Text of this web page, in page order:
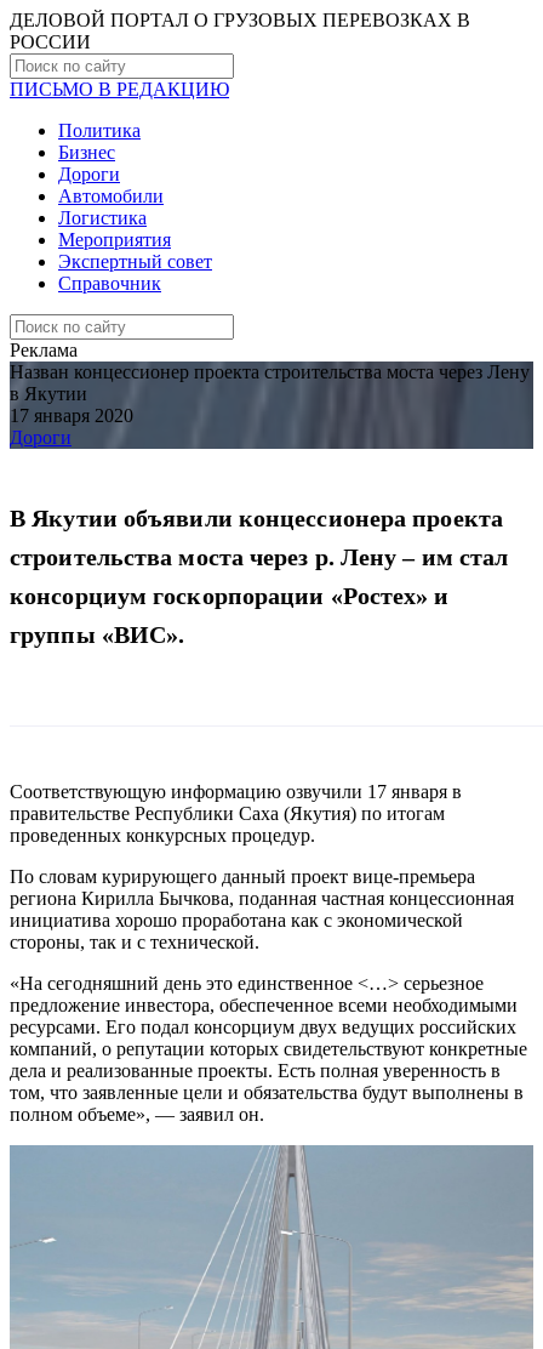
ДЕЛОВОЙ ПОРТАЛ О ГРУЗОВЫХ ПЕРЕВОЗКАХ В
РОCСИИ
ПИСЬМО В РЕДАКЦИЮ
Политика
Бизнес
Дороги
Автомобили
Логистика
Мероприятия
Экспертный совет
Справочник
Реклама
Назван концессионер проекта строительства моста через Лену
в Якутии
17 января 2020
Дороги
В Якутии объявили концессионера проекта
строительства моста через р. Лену – им стал
консорциум госкорпорации «Ростех» и
группы «ВИС».
Соответствующую информацию озвучили 17 января в
правительстве Республики Саха (Якутия) по итогам
проведенных конкурсных процедур.
По словам курирующего данный проект вице-премьера
региона Кирилла Бычкова, поданная частная концессионная
инициатива хорошо проработана как с экономической
стороны, так и с технической.
«На сегодняшний день это единственное <…> серьезное
предложение инвестора, обеспеченное всеми необходимыми
ресурсами. Его подал консорциум двух ведущих российских
компаний, о репутации которых свидетельствуют конкретные
дела и реализованные проекты. Есть полная уверенность в
том, что заявленные цели и обязательства будут выполнены в
полном объеме», — заявил он.